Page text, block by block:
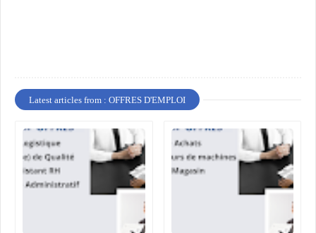
Latest articles from : OFFRES D'EMPLOI